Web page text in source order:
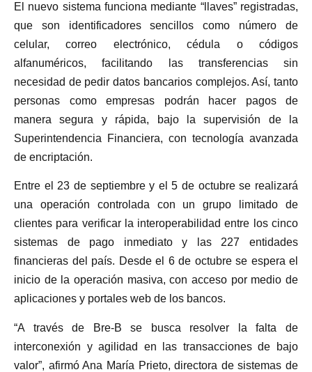
El nuevo sistema funciona mediante “llaves” registradas,
que son identificadores sencillos como número de
celular, correo electrónico, cédula o códigos
alfanuméricos, facilitando las transferencias sin
necesidad de pedir datos bancarios complejos. Así, tanto
personas como empresas podrán hacer pagos de
manera segura y rápida, bajo la supervisión de la
Superintendencia Financiera, con tecnología avanzada
de encriptación.
Entre el 23 de septiembre y el 5 de octubre se realizará
una operación controlada con un grupo limitado de
clientes para verificar la interoperabilidad entre los cinco
sistemas de pago inmediato y las 227 entidades
financieras del país. Desde el 6 de octubre se espera el
inicio de la operación masiva, con acceso por medio de
aplicaciones y portales web de los bancos.
“A través de Bre-B se busca resolver la falta de
interconexión y agilidad en las transacciones de bajo
valor”, afirmó Ana María Prieto, directora de sistemas de